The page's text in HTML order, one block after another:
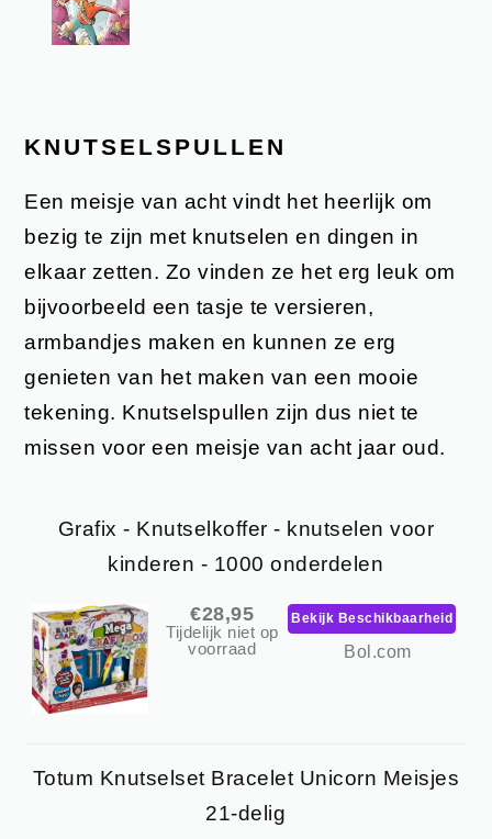
KNUTSELSPULLEN
Een meisje van acht vindt het heerlijk om
bezig te zijn met knutselen en dingen in
elkaar zetten. Zo vinden ze het erg leuk om
bijvoorbeeld een tasje te versieren,
armbandjes maken en kunnen ze erg
genieten van het maken van een mooie
tekening. Knutselspullen zijn dus niet te
missen voor een meisje van acht jaar oud.
Grafix - Knutselkoffer - knutselen voor
kinderen - 1000 onderdelen
€28,95
Tijdelijk niet op
voorraad
Bekijk Beschikbaarheid
Bol.com
Totum Knutselset Bracelet Unicorn Meisjes
21-delig